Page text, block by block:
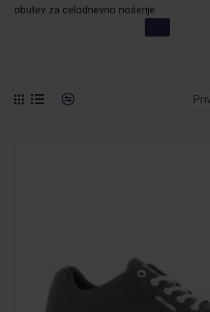
obutev za celodnevno nošenje.